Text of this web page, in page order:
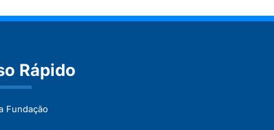
Rápido
Fundação